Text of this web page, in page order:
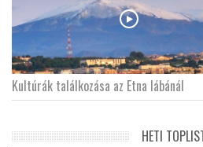
Kultúrák találkozása az Etna lábánál
HETI